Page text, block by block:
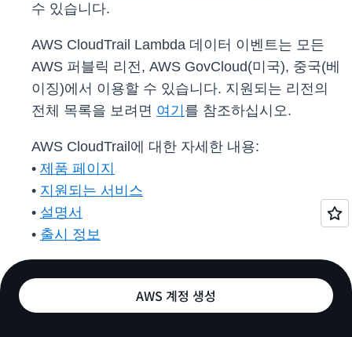
수 있습니다.
AWS CloudTrail Lambda 데이터 이벤트는 모든
AWS 퍼블릭 리전, AWS GovCloud(미국), 중국(베
이징)에서 이용할 수 있습니다. 지원되는 리전의
전체 목록을 보려면 여기 를 참조하십시오.
AWS CloudTrail에 대한 자세한 내용:
• 제품 페이지
• 지원되는 서비스
• 설명서
• 출시 정보
AWS 계정 생성